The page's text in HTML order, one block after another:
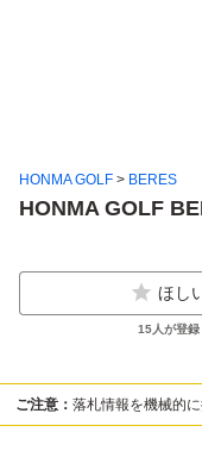
HONMA GOLF > BERES
HONMA GOLF
ほし
15人が登録
ご注意： 落札情報を機械的